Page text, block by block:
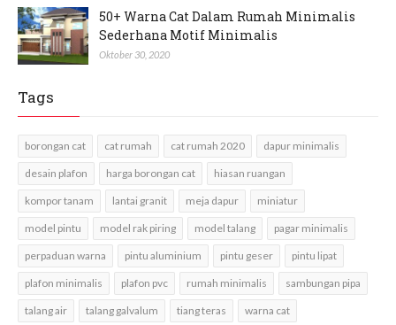
50+ Warna Cat Dalam Rumah Minimalis
Sederhana Motif Minimalis
Oktober 30, 2020
Tags
borongan cat cat rumah cat rumah 2020 dapur minimalis
desain plafon harga borongan cat hiasan ruangan
kompor tanam lantai granit meja dapur miniatur
model pintu model rak piring model talang pagar minimalis
perpaduan warna pintu aluminium pintu geser pintu lipat
plafon minimalis plafon pvc rumah minimalis sambungan pipa
talang air talang galvalum tiang teras warna cat